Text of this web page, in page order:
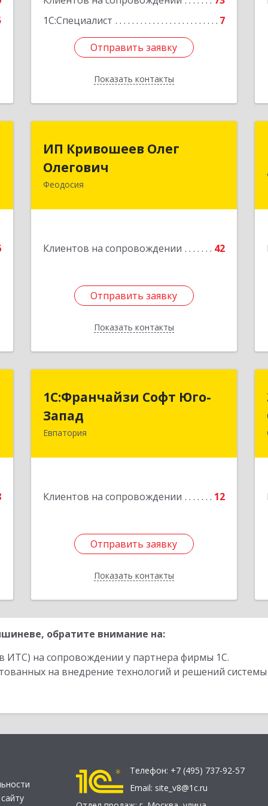
1С:Специалист
7
Отправить заявку
Показать контакты
Отправить заявку
Назад
ИП Кривошеев Олег
Олегович
Феодосия
Клиентов на сопровождении 42
Отправить заявку
Показать контакты
Олегович
Отправить заявку
Назад
1С:Франчайзи Софт Юго-
Запад
Евпатория
Клиентов на сопровождении 12
Отправить заявку
Показать контакты
1С:Франчайзи Софт Юго-
Запад
297407, Крым Респ, Евпатория г,
Отправить заявку
Назад
обратите внимание на:
ИТС) на сопровождении у партнера фирмы 1С.
на внедрение технологий и решений
Телефон: +7 (495) 737-92-57
Email: site_v8@1c.ru